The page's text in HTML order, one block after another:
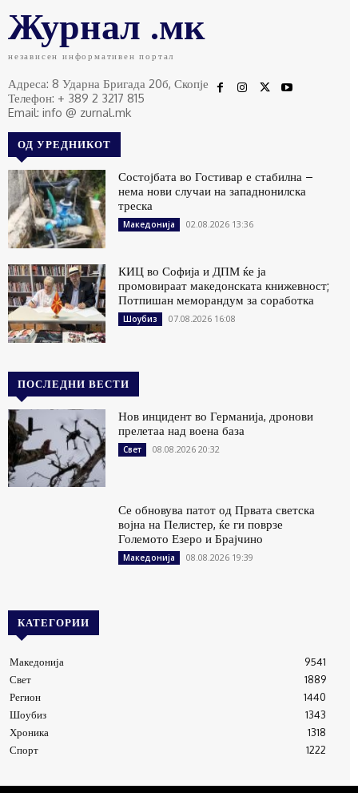
Журнал .мк
независен информативен портал
Адреса: 8 Ударна Бригада 20б, Скопје
Телефон: + 389 2 3217 815
Email: info @ zurnal.mk
ОД УРЕДНИКОТ
Состојбата во Гостивар е стабилна –
нема нови случаи на западнонилска
треска
Македонија 02.08.2026 13:36
КИЦ во Софија и ДПМ ќе ја
промовираат македонската книжевност;
Потпишан меморандум за соработка
Шоубиз 07.08.2026 16:08
ПОСЛЕДНИ ВЕСТИ
Нов инцидент во Германија, дронови
прелетаа над воена база
Свет 08.08.2026 20:32
Се обновува патот од Првата светска
војна на Пелистер, ќе ги поврзе
Големото Езеро и Брајчино
Македонија 08.08.2026 19:39
КАТЕГОРИИ
Македонија
9541
Свет
1889
Регион
1440
Шоубиз
1343
Хроника
1318
Спорт
1222